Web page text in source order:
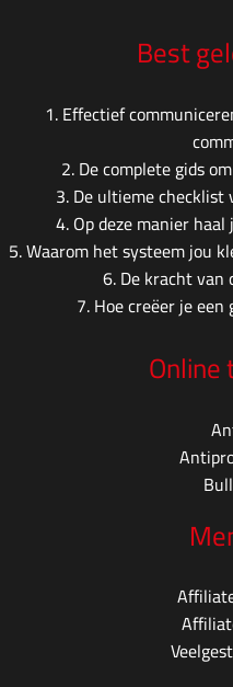
Best
1.Effectief
2.De complete gids
3.De ultieme checklist
4.Op deze manier
5.Waarom het systeem jou
6.De kracht van
7.Hoe creëer je